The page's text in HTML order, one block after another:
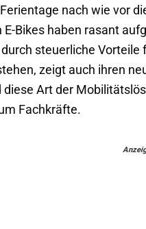
nach wie vor
E-Bikes haben rasant
steuerliche
zeigt auch ihren
diese Art der
Fachkräfte.